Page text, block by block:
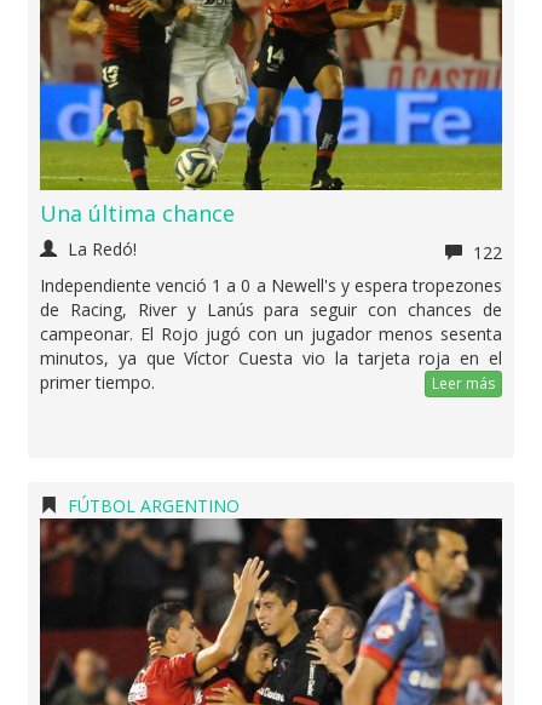
Una última chance
La Redó!
122
Independiente venció 1 a 0 a Newell's y espera tropezones
de Racing, River y Lanús para seguir con chances de
campeonar. El Rojo jugó con un jugador menos sesenta
minutos, ya que Víctor Cuesta vio la tarjeta roja en el
primer tiempo.
Leer más
FÚTBOL ARGENTINO